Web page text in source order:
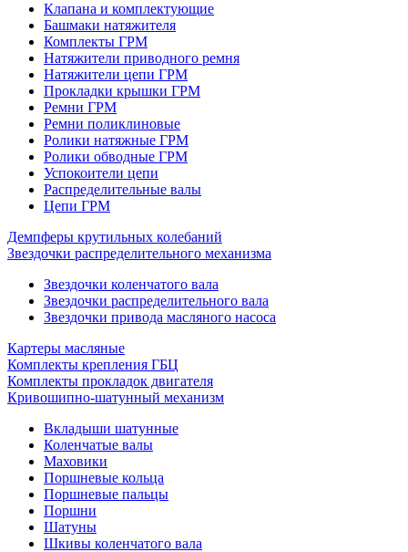
Клапана и комплектующие
Башмаки натяжителя
Комплекты ГРМ
Натяжители приводного ремня
Натяжители цепи ГРМ
Прокладки крышки ГРМ
Ремни ГРМ
Ремни поликлиновые
Ролики натяжные ГРМ
Ролики обводные ГРМ
Успокоители цепи
Распределительные валы
Цепи ГРМ
Демпферы крутильных колебаний
Звездочки распределительного механизма
Звездочки коленчатого вала
Звездочки распределительного вала
Звездочки привода масляного насоса
Картеры масляные
Комплекты крепления ГБЦ
Комплекты прокладок двигателя
Кривошипно-шатунный механизм
Вкладыши шатунные
Коленчатые валы
Маховики
Поршневые кольца
Поршневые пальцы
Поршни
Шатуны
Шкивы коленчатого вала